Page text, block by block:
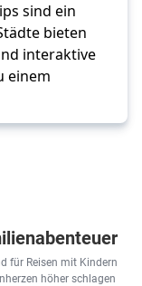
sind ein
bieten
interaktive
einem
für Reisen mit Kindern
höher schlagen